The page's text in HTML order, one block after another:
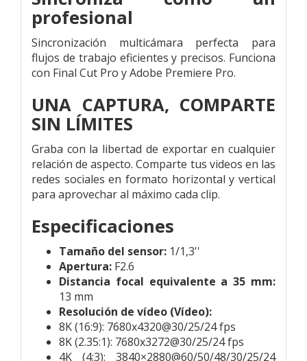
profesional
Sincronización multicámara perfecta para
flujos de trabajo eficientes y precisos. Funciona
con Final Cut Pro y Adobe Premiere Pro.
UNA CAPTURA, COMPARTE
SIN LÍMITES
Graba con la libertad de exportar en cualquier
relación de aspecto. Comparte tus videos en las
redes sociales en formato horizontal y vertical
para aprovechar al máximo cada clip.
Especificaciones
Tamaño del sensor: 1/1,3''
Apertura: F2.6
Distancia focal equivalente a 35 mm:
13 mm
Resolución de vídeo (Vídeo):
8K (16:9): 7680x4320@30/25/24 fps
8K (2.35:1): 7680x3272@30/25/24 fps
4K (4:3): 3840×2880@60/50/48/30/25/24